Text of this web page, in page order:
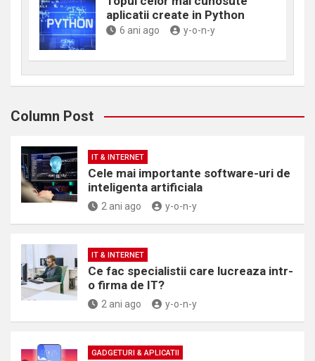
aplicatii create in Python
6 ani ago y-o-n-y
Column Post
IT & INTERNET
Cele mai importante software-uri de
inteligenta artificiala
2 ani ago y-o-n-y
IT & INTERNET
Ce fac specialistii care lucreaza intr-
o firma de IT?
2 ani ago y-o-n-y
GADGETURI & APLICATII